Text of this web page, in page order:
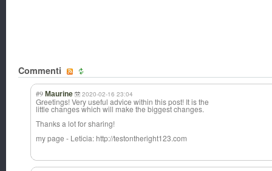
Commenti
#9 Maurine 2020-02-16 23:04
Greetings! Very useful advice within this post! It is the
little changes which will make the biggest changes.
Thanks a lot for sharing!
my page - Leticia: http://testontheright123.com